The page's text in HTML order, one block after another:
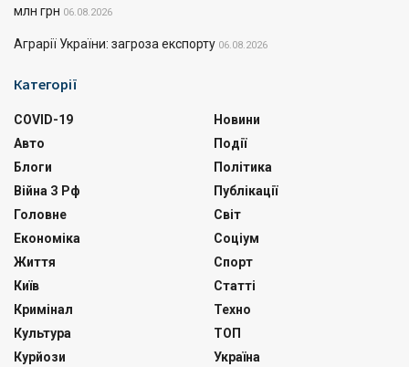
млн грн 06.08.2026
Аграрії України: загроза експорту 06.08.2026
Категорії
COVID-19
Авто
Блоги
Війна З Рф
Головне
Економіка
Життя
Київ
Кримінал
Культура
Курйози
Новини
Події
Політика
Публікації
Світ
Соціум
Спорт
Статті
Техно
ТОП
Україна